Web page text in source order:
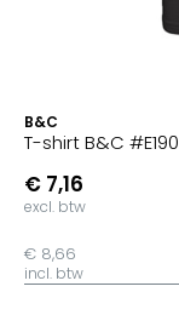
B&C
T-shirt B&C #E190
€ 7,16
excl. btw
€ 8,66
incl. btw